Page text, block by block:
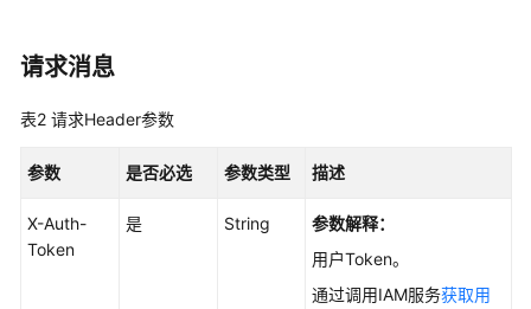
何
API
请求消息
表2 请求Header参数
参数 是否必选 参数类型 描述
X-Auth-
Token
是 String
参数解释：
用户Token。
通过调用IAM服务获取用